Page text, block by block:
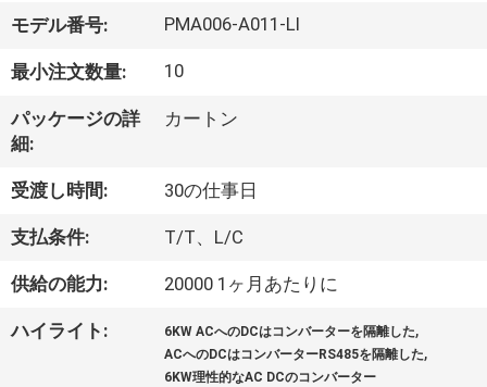
企
情
報
社
案
モデル番号: PMA006-A011-LI
最小注文数量: 10
パッケージの詳
細:
カートン
受渡し時間: 30の仕事日
支払条件: T/T、L/C
供給の能力: 20000 1ヶ月あたりに
ハイライト: 6KW ACへのDCはコンバーターを隔離した,
ACへのDCはコンバーターRS485を隔離した,
6KW理性的なAC DCのコンバーター